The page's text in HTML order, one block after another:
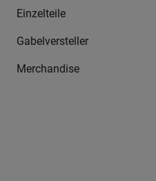
Einzelteile
Gabelversteller
Merchandise